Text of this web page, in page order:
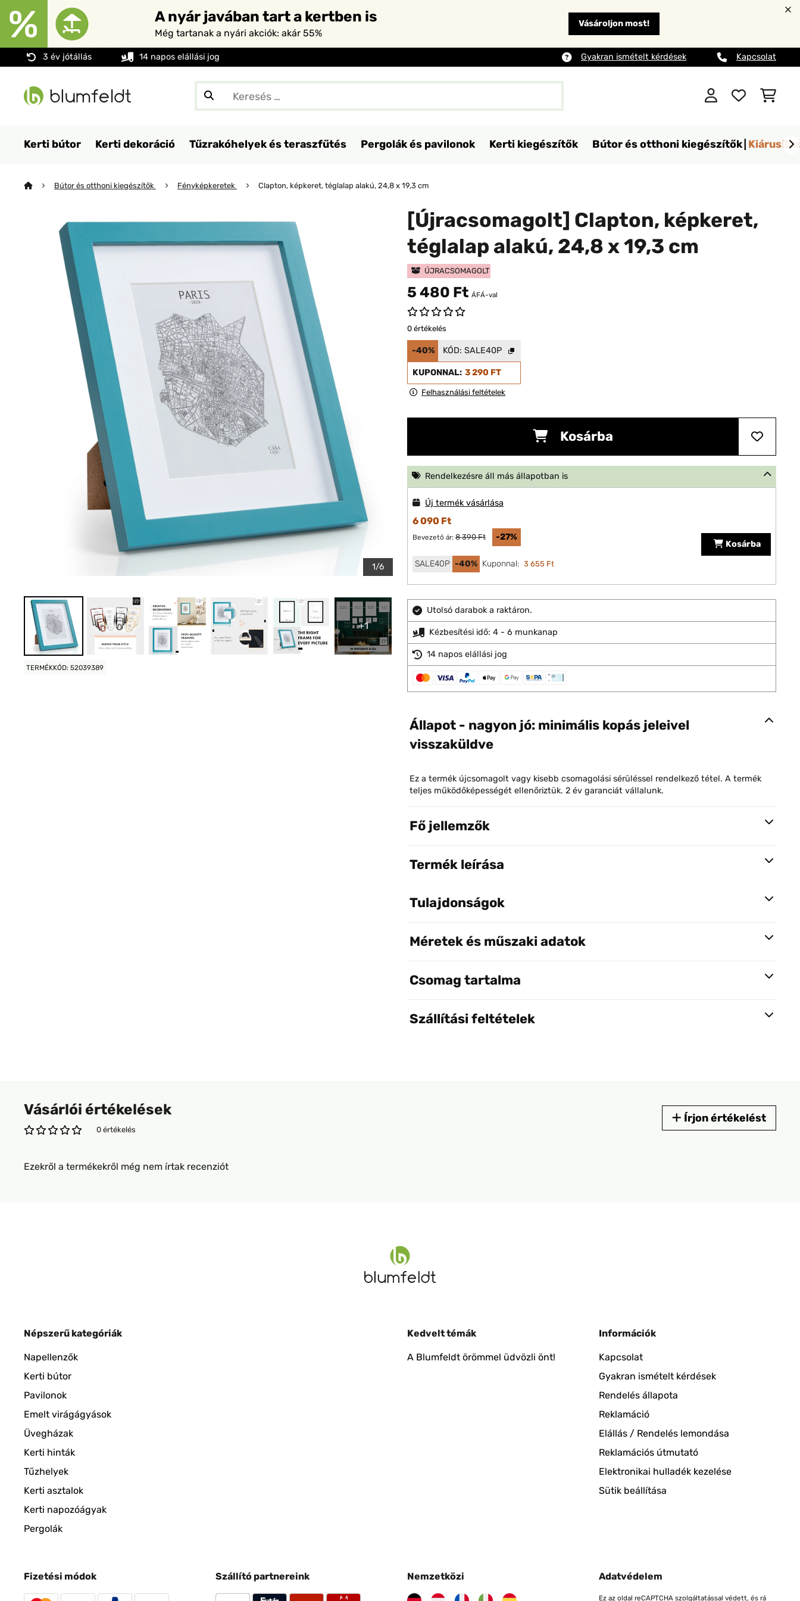
A nyár javában tart a kertben is
Még tartanak a nyári akciók: akár 55%
Vásároljon most!
3 év jótállás 14 napos elállási jog Gyakran ismételt kérdések Kapcsolat
Kerti bútor Kerti dekoráció Tűzrakóhelyek és teraszfűtés Pergolák és pavilonok Kerti kiegészítők Bútor és otthoni kiegészítők
Bútor és otthoni kiegészítők Fényképkeretek Clapton, képkeret, téglalap alakú, 24,8 x 19,3 cm
1/6
+1
TERMÉKKÓD: 52039389
[Újracsomagolt] Clapton, képkeret,
téglalap alakú, 24,8 x 19,3 cm
ÚJRACSOMAGOLT
5 480 Ft ÁFÁ-val
0 értékelés
-40% KÓD: SALE40P
KUPONNAL: 3 290 FT
Felhasználási feltételek
Kosárba
Rendelkezésre áll más állapotban is
Új termék vásárlása
6 090 Ft
Bevezető ár: 8 390 Ft -27%
SALE40P -40% Kuponnal: 3 655 Ft
Kosárba
Utolsó darabok a raktáron.
Kézbesítési idő: 4 - 6 munkanap
14 napos elállási jog
Állapot - nagyon jó: minimális kopás jeleivel
visszaküldve
Ez a termék újcsomagolt vagy kisebb csomagolási sérüléssel rendelkező tétel. A termék
teljes működőképességét ellenőriztük. 2 év garanciát vállalunk.
Fő jellemzők
Termék leírása
Tulajdonságok
Méretek és műszaki adatok
Csomag tartalma
Szállítási feltételek
Vásárlói értékelések
0 értékelés
Írjon értékelést
Ezekről a termékekről még nem írtak recenziót
Népszerű kategóriák
Napellenzők
Kerti bútor
Pavilonok
Emelt virágágyások
Üvegházak
Kerti hinták
Tűzhelyek
Kerti asztalok
Kerti napozóágyak
Pergolák
Kedvelt témák
A Blumfeldt örömmel üdvözli önt!
Információk
Kapcsolat
Gyakran ismételt kérdések
Rendelés állapota
Reklamáció
Elállás / Rendelés lemondása
Reklamációs útmutató
Elektronikai hulladék kezelése
Sütik beállítása
Fizetési módok Szállító partnereink Nemzetközi Adatvédelem
Ez az oldal reCAPTCHA szolgáltatással védett, és rá